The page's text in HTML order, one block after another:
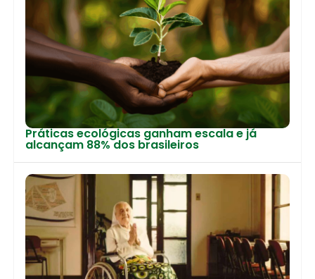
Práticas ecológicas ganham escala e já
alcançam 88% dos brasileiros